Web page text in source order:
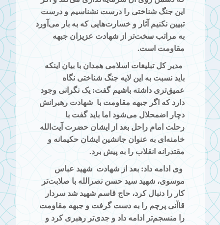
این جنگ شناختی را درست نشناسیم و درست
تبیین نکنیم آثار و خسارت‌هایی که به بار می‌آورد
به مراتب سخت‌تر از شهادت عزیزان جبهه
مقاومت است.
مدیر کل تبلیغات اسلامی همدان با بیان اینکه
باید نسبت به این لایه جنگ شناختی نگاه
عمیق‌تری داشته باشیم گفت: یک نگرانی وجود
دارد که اگر جبهه مقاومت با شهادت رهبرانش
دچار اضمحلال می‌شود اما باید گفت با
رحلت امام راحل بعد از ایشان حضرت آیت‌الله
خامنه‌ای به عنوان جانشین ایشان حکیمانه و
مقتدرانه انقلاب را به پیش برد.
وی ادامه داد: بعد از شهادت شهید عباس
موسوی، شهید سید حسن نصرالله با صلابت‌تر
کار را دنبال کرد، حاج قاسم شهید شد سردار
قاآنی پرچم را به دست گرفت و جبهه مقاومت
را منسجم‌تر ادامه داد و جدی‌تر رهبری کرد و